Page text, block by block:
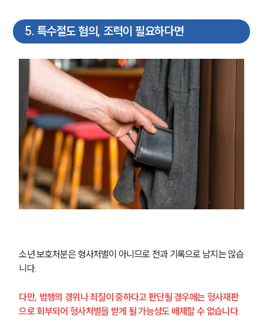
형사 법률정보
법률지식인
형사소송·상담후기
업무분야
형사그룹 업무
전체
구성원 소개
형사전문변호사
언론보도
공지사항
뉴스레터/브로슈어
세미나
5. 특수절도 혐의, 조력이 필요하다면
소년 보호처분은 형사처벌이 아니므로 전과 기록으로 남지는 않습
니다.
다만, 범행의 경위나 죄질이 중하다고 판단될 경우에는 형사재판
으로 회부되어 형사처벌을 받게 될 가능성도 배제할 수 없습니다.